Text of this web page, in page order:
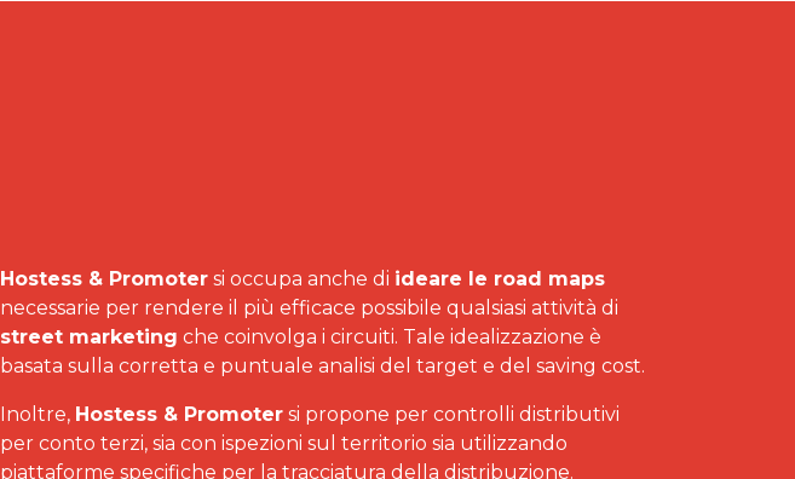
Hostess & Promoter si occupa anche di ideare le road maps
necessarie per rendere il più efficace possibile qualsiasi attività di
street marketing che coinvolga i circuiti. Tale idealizzazione è
basata sulla corretta e puntuale analisi del target e del saving cost.
Inoltre, Hostess & Promoter si propone per controlli distributivi
per conto terzi, sia con ispezioni sul territorio sia utilizzando
piattaforme specifiche per la tracciatura della distribuzione.